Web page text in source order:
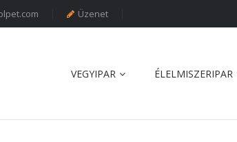
Üzenet
VEGYIPAR ÉLELMISZERIPAR